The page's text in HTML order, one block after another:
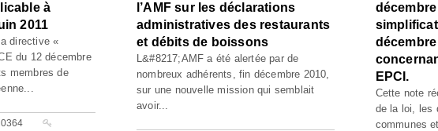
à
2011
directive «
du 12 décembre
membres de
l’AMF sur les déclarations
administratives des restaurants
et débits de boissons
L&#8217;AMF a été alertée par de
nombreux adhérents, fin décembre 2010,
sur une nouvelle mission qui semblait
avoir...
EPCI.
Cette note
de la loi, les
communes